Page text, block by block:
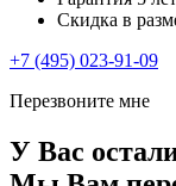
Скидка в
+7 (495) 023-91-09
Перезвоните мне
У Вас